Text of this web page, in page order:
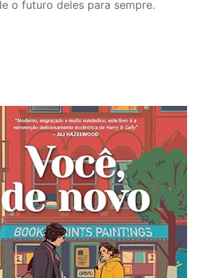
o futuro deles para sempre.